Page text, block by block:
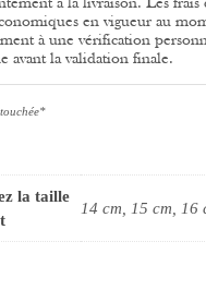
à la livraison. Les frais
en vigueur au
à une vérification
avant la validation finale.
la taille
14 cm, 15 cm, 16